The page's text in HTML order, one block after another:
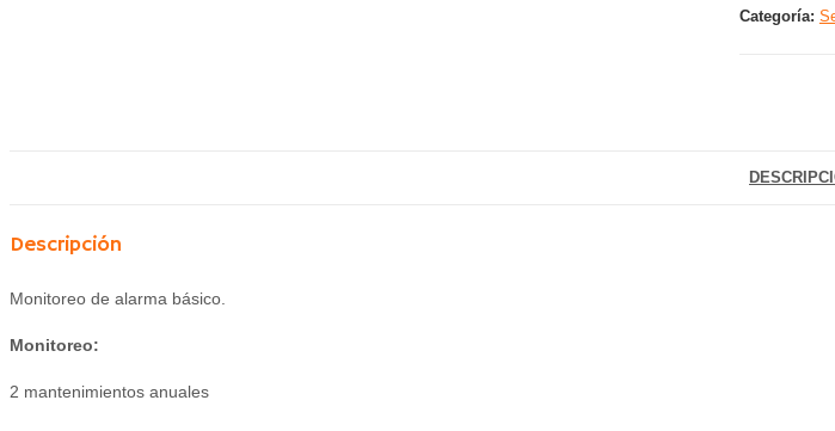
Categoría:
Descripción
Monitoreo de alarma básico.
Monitoreo:
2 mantenimientos anuales